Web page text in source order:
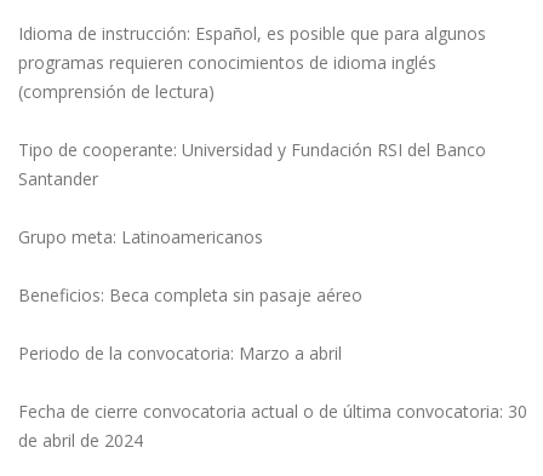
Idioma de instrucción: Español, es posible que para algunos
programas requieren conocimientos de idioma inglés
(comprensión de lectura)
Tipo de cooperante: Universidad y Fundación RSI del Banco
Santander
Grupo meta: Latinoamericanos
Beneficios: Beca completa sin pasaje aéreo
Periodo de la convocatoria: Marzo a abril
Fecha de cierre convocatoria actual o de última convocatoria: 30
de abril de 2024